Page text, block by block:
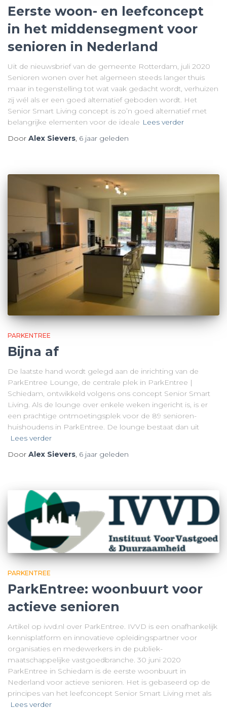
Eerste woon- en leefconcept
in het middensegment voor
senioren in Nederland
Uit de nieuwsbrief van de gemeente Rotterdam, juli 2020
Senioren wonen over het algemeen steeds langer thuis
maar in tegenstelling tot wat vaak gedacht wordt, verhuizen
zij wél als er een goed alternatief geboden wordt. Het
Senior Smart Living concept is zo’n goed alternatief met
belangrijke elementen voor de ideale Lees verder
Door Alex Sievers, 6 jaar geleden
PARKENTREE
Bijna af
De laatste hand wordt gelegd aan de inrichting van de
ParkEntree Lounge, de centrale plek in ParkEntree |
Schiedam, ontwikkeld volgens ons concept Senior Smart
Living. Als de lounge over enkele weken ingericht is, is er
een prachtige ontmoetingsplek voor de 89 senioren-
huishoudens in ParkEntree. De lounge bestaat dan uit
Lees verder
Door Alex Sievers, 6 jaar geleden
PARKENTREE
ParkEntree: woonbuurt voor
actieve senioren
Artikel op ivvd.nl over ParkEntree. IVVD is een onafhankelijk
kennisplatform en innovatieve opleidingspartner voor
organisaties en medewerkers in de publiek-
maatschappelijke vastgoedbranche. 30 juni 2020
ParkEntree in Schiedam is de eerste woonbuurt in
Nederland voor actieve senioren. Het is gebaseerd op de
principes van het leefconcept Senior Smart Living met als
Lees verder